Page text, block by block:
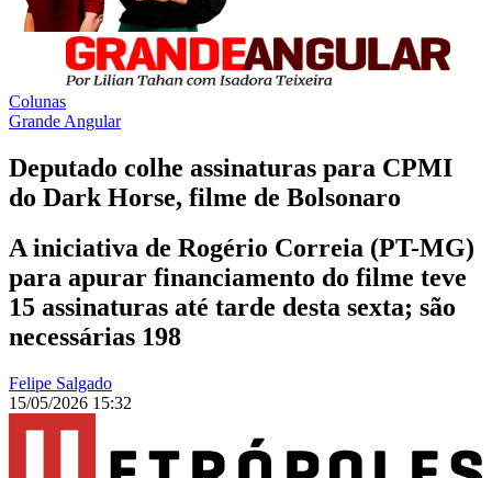
Colunas
Grande Angular
Deputado colhe assinaturas para CPMI
do Dark Horse, filme de Bolsonaro
A iniciativa de Rogério Correia (PT-MG)
para apurar financiamento do filme teve
15 assinaturas até tarde desta sexta; são
necessárias 198
Felipe Salgado
15/05/2026 15:32